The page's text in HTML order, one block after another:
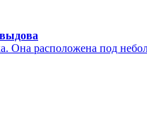
Она расположена под